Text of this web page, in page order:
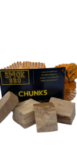
aan
verlanglijst